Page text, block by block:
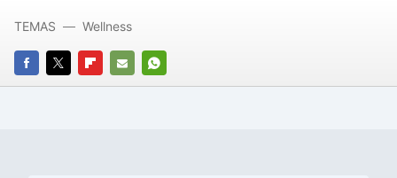
FACEBOOK
TWITTERFLIPBOARD
E-
WHATSAPP
TEMAS Wellness